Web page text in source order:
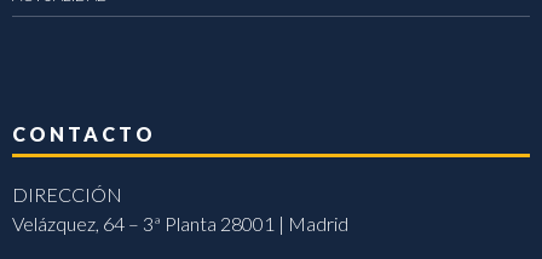
CONTACTO
DIRECCIÓN
Velázquez, 64 – 3ª Planta 28001 | Madrid